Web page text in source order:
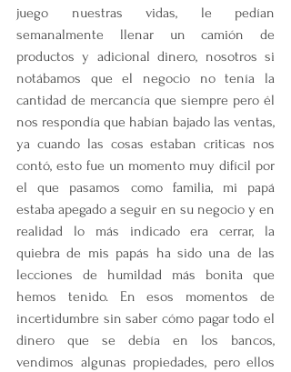
juego nuestras vidas, le pedían
semanalmente llenar un camión de
productos y adicional dinero, nosotros si
notábamos que el negocio no tenía la
cantidad de mercancía que siempre pero él
nos respondía que habían bajado las ventas,
ya cuando las cosas estaban criticas nos
contó, esto fue un momento muy difícil por
el que pasamos como familia, mi papá
estaba apegado a seguir en su negocio y en
realidad lo más indicado era cerrar, la
quiebra de mis papás ha sido una de las
lecciones de humildad más bonita que
hemos tenido. En esos momentos de
incertidumbre sin saber cómo pagar todo el
dinero que se debía en los bancos,
vendimos algunas propiedades, pero ellos